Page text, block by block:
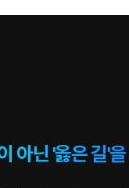
아닌 '옳은 길'